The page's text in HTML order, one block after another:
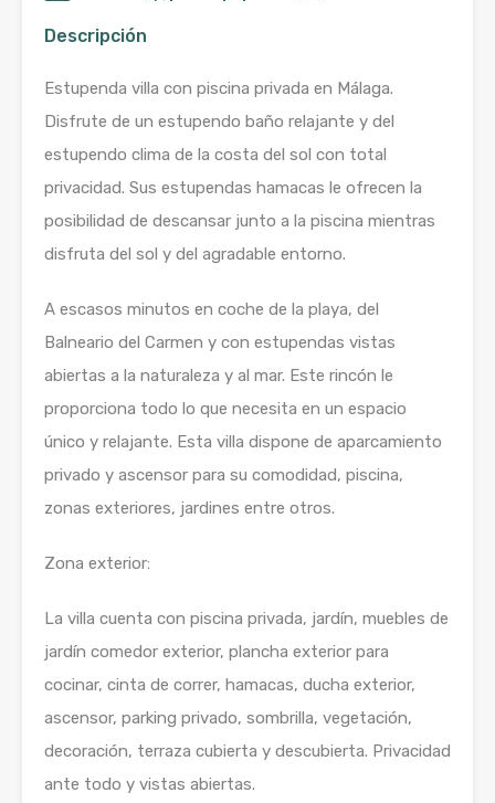
Descripción
Estupenda villa con piscina privada en Málaga.
Disfrute de un estupendo baño relajante y del
estupendo clima de la costa del sol con total
privacidad. Sus estupendas hamacas le ofrecen la
posibilidad de descansar junto a la piscina mientras
disfruta del sol y del agradable entorno.
A escasos minutos en coche de la playa, del
Balneario del Carmen y con estupendas vistas
abiertas a la naturaleza y al mar. Este rincón le
proporciona todo lo que necesita en un espacio
único y relajante. Esta villa dispone de aparcamiento
privado y ascensor para su comodidad, piscina,
zonas exteriores, jardines entre otros.
Zona exterior:
La villa cuenta con piscina privada, jardín, muebles de
jardín comedor exterior, plancha exterior para
cocinar, cinta de correr, hamacas, ducha exterior,
ascensor, parking privado, sombrilla, vegetación,
decoración, terraza cubierta y descubierta. Privacidad
ante todo y vistas abiertas.